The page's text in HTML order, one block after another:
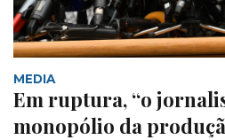
MEDIA
Em ruptura, “o
monopólio da